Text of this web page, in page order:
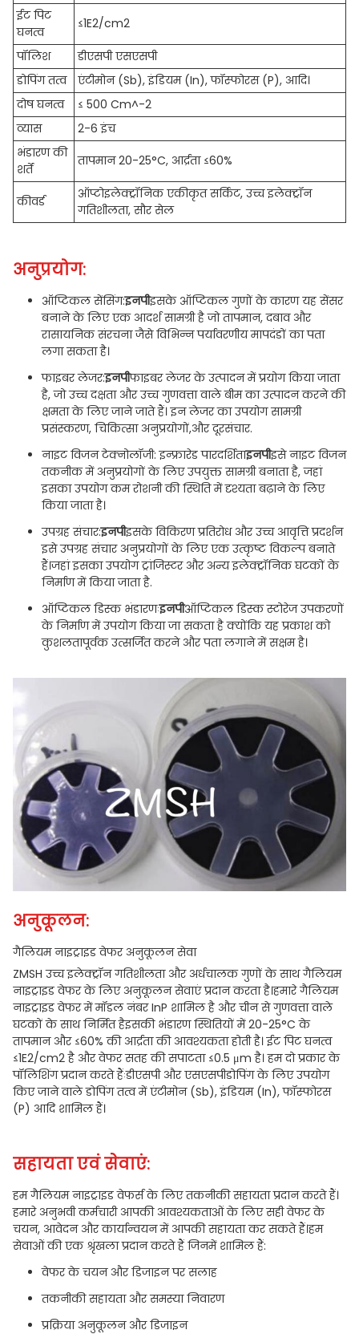
ईट पिट
घनत्व
≤1E2/cm2
पॉलिश
डीएसपी एसएसपी
डोपिंग तत्व
एंटीमोन (Sb), इंडियम (In), फॉस्फोरस (P), आदि।
दोष घनत्व
≤ 500 Cm^-2
व्यास
2-6 इंच
भंडारण की
शर्तें
तापमान 20-25°C, आर्द्रता ≤60%
कीवर्ड
ऑप्टोइलेक्ट्रॉनिक एकीकृत सर्किट, उच्च इलेक्ट्रॉन
गतिशीलता, सौर सेल
अनुप्रयोग:
ऑप्टिकल सेंसिंग:इनपीइसके ऑप्टिकल गुणों के कारण यह सेंसर
बनाने के लिए एक आदर्श सामग्री है जो तापमान, दबाव और
रासायनिक संरचना जैसे विभिन्न पर्यावरणीय मापदंडों का पता
लगा सकता है।
फाइबर लेजर:इनपीफाइबर लेजर के उत्पादन में प्रयोग किया जाता
है, जो उच्च दक्षता और उच्च गुणवत्ता वाले बीम का उत्पादन करने की
क्षमता के लिए जाने जाते हैं। इन लेजर का उपयोग सामग्री
प्रसंस्करण, चिकित्सा अनुप्रयोगों,और दूरसंचार.
नाइट विजन टेक्नोलॉजी: इन्फ्रारेड पारदर्शिताइनपीइसे नाइट विजन
तकनीक में अनुप्रयोगों के लिए उपयुक्त सामग्री बनाता है, जहां
इसका उपयोग कम रोशनी की स्थिति में दृश्यता बढ़ाने के लिए
किया जाता है।
उपग्रह संचार:इनपीइसके विकिरण प्रतिरोध और उच्च आवृत्ति प्रदर्शन
इसे उपग्रह संचार अनुप्रयोगों के लिए एक उत्कृष्ट विकल्प बनाते
हैं।जहां इसका उपयोग ट्रांजिस्टर और अन्य इलेक्ट्रॉनिक घटकों के
निर्माण में किया जाता है.
ऑप्टिकल डिस्क भंडारणःइनपीऑप्टिकल डिस्क स्टोरेज उपकरणों
के निर्माण में उपयोग किया जा सकता है क्योंकि यह प्रकाश को
कुशलतापूर्वक उत्सर्जित करने और पता लगाने में सक्षम है।
अनुकूलन:
गैलियम नाइट्राइड वेफर अनुकूलन सेवा
ZMSH उच्च इलेक्ट्रॉन गतिशीलता और अर्धचालक गुणों के साथ गैलियम
नाइट्राइड वेफर के लिए अनुकूलन सेवाएं प्रदान करता है।हमारे गैलियम
नाइट्राइड वेफर में मॉडल नंबर InP शामिल है और चीन से गुणवत्ता वाले
घटकों के साथ निर्मित हैइसकी भंडारण स्थितियों में 20-25°C के
तापमान और ≤60% की आर्द्रता की आवश्यकता होती है। ईट पिट घनत्व
≤1E2/cm2 है और वेफर सतह की सपाटता ≤0.5 μm है। हम दो प्रकार के
पॉलिशिंग प्रदान करते हैंःडीएसपी और एसएसपीडोपिंग के लिए उपयोग
किए जाने वाले डोपिंग तत्व में एंटीमोन (Sb), इंडियम (In), फॉस्फोरस
(P) आदि शामिल हैं।
सहायता एवं सेवाएं:
हम गैलियम नाइट्राइड वेफर्स के लिए तकनीकी सहायता प्रदान करते हैं।
हमारे अनुभवी कर्मचारी आपकी आवश्यकताओं के लिए सही वेफर के
चयन, आवेदन और कार्यान्वयन में आपकी सहायता कर सकते हैं।हम
सेवाओं की एक श्रृंखला प्रदान करते हैं जिनमें शामिल हैं:
वेफर के चयन और डिजाइन पर सलाह
तकनीकी सहायता और समस्या निवारण
प्रक्रिया अनुकूलन और डिजाइन